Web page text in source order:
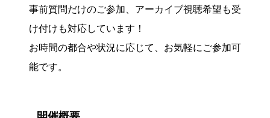
事前質問だけのご参加、アーカイブ視聴希望も受
け付けも対応しています！
お時間の都合や状況に応じて、お気軽にご参加可
能です。